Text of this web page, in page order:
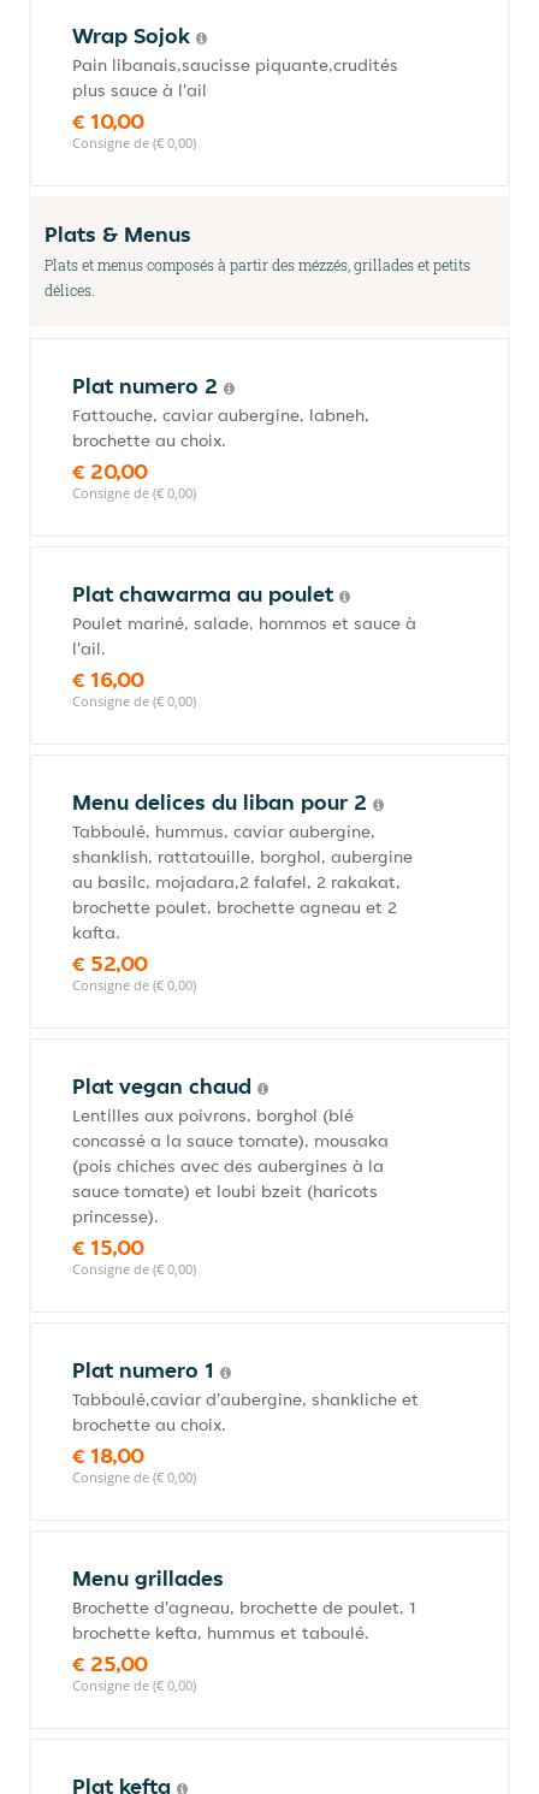
Wrap Sojok
Pain libanais,saucisse piquante,crudités
plus sauce à l'ail
€ 10,00
Consigne de (€ 0,00)
Plats & Menus
Plats et menus composés à partir des mézzés, grillades et petits
délices.
Plat numero 2
Fattouche, caviar aubergine, labneh,
brochette au choix.
€ 20,00
Consigne de (€ 0,00)
Plat chawarma au poulet
Poulet mariné, salade, hommos et sauce à
l'ail.
€ 16,00
Consigne de (€ 0,00)
Menu delices du liban pour 2
Tabboulé, hummus, caviar aubergine,
shanklish, rattatouille, borghol, aubergine
au basilc, mojadara,2 falafel, 2 rakakat,
brochette poulet, brochette agneau et 2
kafta.
€ 52,00
Consigne de (€ 0,00)
Plat vegan chaud
Lentilles aux poivrons, borghol (blé
concassé a la sauce tomate), mousaka
(pois chiches avec des aubergines à la
sauce tomate) et loubi bzeit (haricots
princesse).
€ 15,00
Consigne de (€ 0,00)
Plat numero 1
Tabboulé,caviar d'aubergine, shankliche et
brochette au choix.
€ 18,00
Consigne de (€ 0,00)
Menu grillades
Brochette d'agneau, brochette de poulet, 1
brochette kefta, hummus et taboulé.
€ 25,00
Consigne de (€ 0,00)
Plat kefta